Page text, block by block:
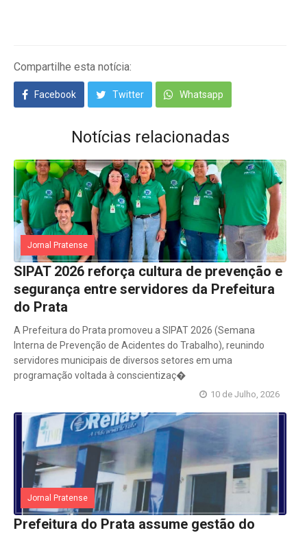
Compartilhe esta notícia:
Facebook Twitter Whatsapp
Notícias relacionadas
Jornal Pratense
SIPAT 2026 reforça cultura de prevenção e
segurança entre servidores da Prefeitura
do Prata
A Prefeitura do Prata promoveu a SIPAT 2026 (Semana
Interna de Prevenção de Acidentes do Trabalho), reunindo
servidores municipais de diversos setores em uma
programação voltada à conscientizaç�
10 de Julho, 2026
Jornal Pratense
Prefeitura do Prata assume gestão do